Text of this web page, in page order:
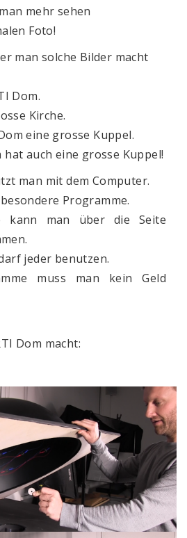
mehr sehen
Foto!
man solche Bilder macht
Dom.
Kirche.
eine grosse Kuppel.
hat auch eine grosse Kuppel!
man mit dem Computer.
Programme.
kann man über die Seite
jeder benutzen.
muss man kein Geld
Dom macht: